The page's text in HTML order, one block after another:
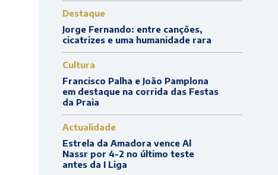
Destaque
Jorge Fernando: entre canções,
cicatrizes e uma humanidade rara
Cultura
Francisco Palha e João Pamplona
em destaque na corrida das Festas
da Praia
Actualidade
Estrela da Amadora vence Al
Nassr por 4-2 no último teste
antes da I Liga